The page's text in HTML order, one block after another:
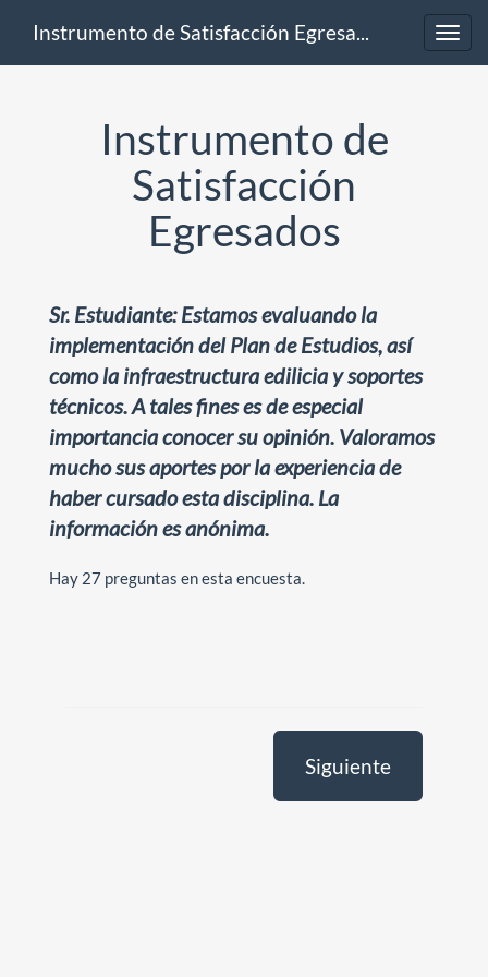
Instrumento de
Satisfacción
Egresados
Sr. Estudiante: Estamos evaluando la
implementación del Plan de Estudios, así
como la infraestructura edilicia y soportes
técnicos. A tales fines es de especial
importancia conocer su opinión. Valoramos
mucho sus aportes por la experiencia de
haber cursado esta disciplina. La
información es anónima.
Hay 27 preguntas en esta encuesta.
Siguiente